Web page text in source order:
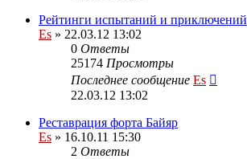
Рейтинги испытаний и приключений
Es » 22.03.12 13:02
0 Ответы
25174 Просмотры
Последнее сообщение Es
22.03.12 13:02
Реставрация форта Байяр
Es » 16.10.11 15:30
2 Ответы